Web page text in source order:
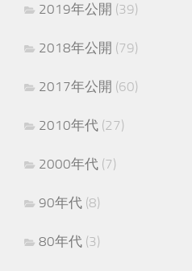
2019年公開 (39)
2018年公開 (79)
2017年公開 (60)
2010年代 (27)
2000年代 (7)
90年代 (8)
80年代 (3)